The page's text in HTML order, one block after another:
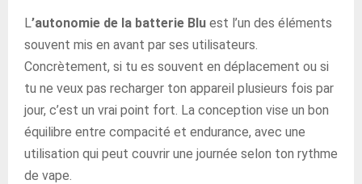
L’autonomie de la batterie Blu est l’un des éléments
souvent mis en avant par ses utilisateurs.
Concrètement, si tu es souvent en déplacement ou si
tu ne veux pas recharger ton appareil plusieurs fois par
jour, c’est un vrai point fort. La conception vise un bon
équilibre entre compacité et endurance, avec une
utilisation qui peut couvrir une journée selon ton rythme
de vape.